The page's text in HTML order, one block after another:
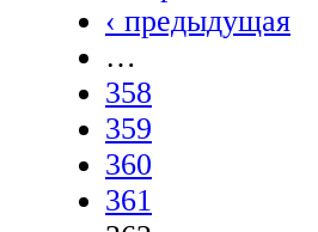
‹ предыдущая
…
358
359
360
361